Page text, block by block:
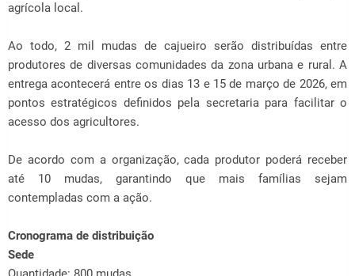
agrícola local.
Ao todo, 2 mil mudas de cajueiro serão distribuídas entre
produtores de diversas comunidades da zona urbana e rural. A
entrega acontecerá entre os dias 13 e 15 de março de 2026, em
pontos estratégicos definidos pela secretaria para facilitar o
acesso dos agricultores.
De acordo com a organização, cada produtor poderá receber
até 10 mudas, garantindo que mais famílias sejam
contempladas com a ação.
Cronograma de distribuição
Sede